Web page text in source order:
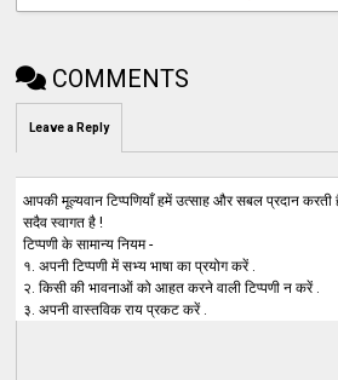
COMMENTS
Leave a Reply
आपकी मूल्यवान टिप्पणियाँ हमें उत्साह और सबल प्रदान करती
सदैव स्वागत है !
टिप्पणी के सामान्य नियम -
१. अपनी टिप्पणी में सभ्य भाषा का प्रयोग करें .
२. किसी की भावनाओं को आहत करने वाली टिप्पणी न करें .
३. अपनी वास्तविक राय प्रकट करें .